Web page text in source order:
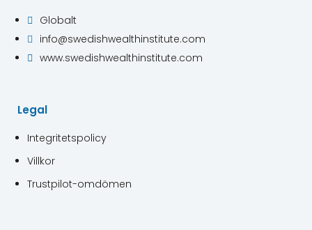
 Globalt
 info@swedishwealthinstitute.com
 www.swedishwealthinstitute.com
Legal
Integritetspolicy
Villkor
Trustpilot-omdömen